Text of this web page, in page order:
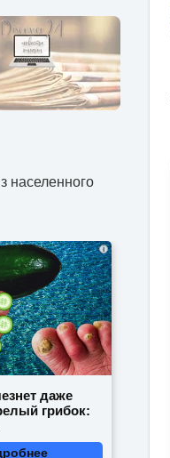
населенного
i
даже
грибок: